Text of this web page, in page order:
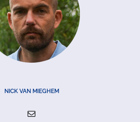
NICK VAN MIEGHEM